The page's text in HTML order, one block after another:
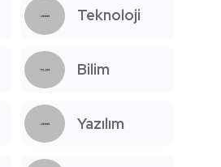
Teknoloji
Bilim
Yazılım